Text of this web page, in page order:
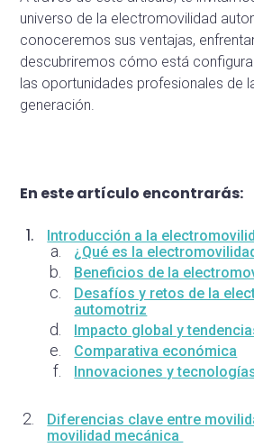
universo de la electromovilidad
conoceremos sus ventajas,
descubriremos cómo está
las oportunidades profesionales de
generación.
En este artículo encontrarás:
Introducción a la
¿Qué es la
Beneficios de la
Desafíos y retos de la
automotriz
Impacto global y
Comparativa económica
Innovaciones y
Diferencias clave entre
movilidad mecánica